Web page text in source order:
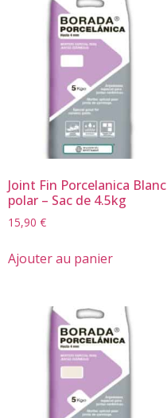
Joint Fin Porcelanica Blanc
polar – Sac de 4.5kg
15,90 €
Ajouter au panier